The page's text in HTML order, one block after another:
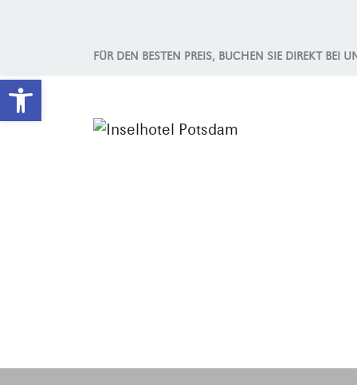
Werkzeugleiste öffnen
FÜR DEN BESTEN PREIS, BUCHEN SIE DIREKT BEI